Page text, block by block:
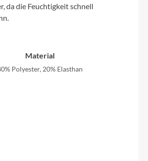
da die Feuchtigkeit schnell
Material
Polyester, 20% Elasthan